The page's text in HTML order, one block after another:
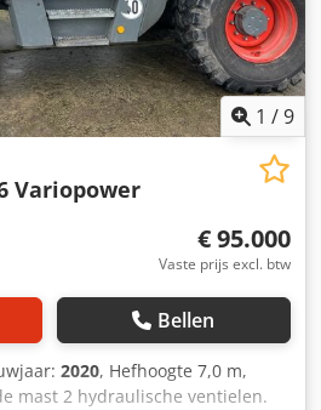
1 /9
Variopower
€ 95.000
Vaste prijs excl. btw
Bellen
2020, Hefhoogte 7,0 m,
mast 2 hydraulische ventielen.